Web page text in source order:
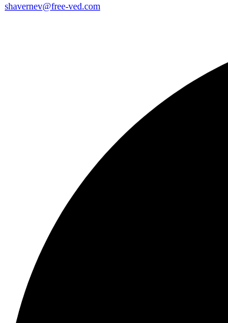
shavernev@free-ved.com